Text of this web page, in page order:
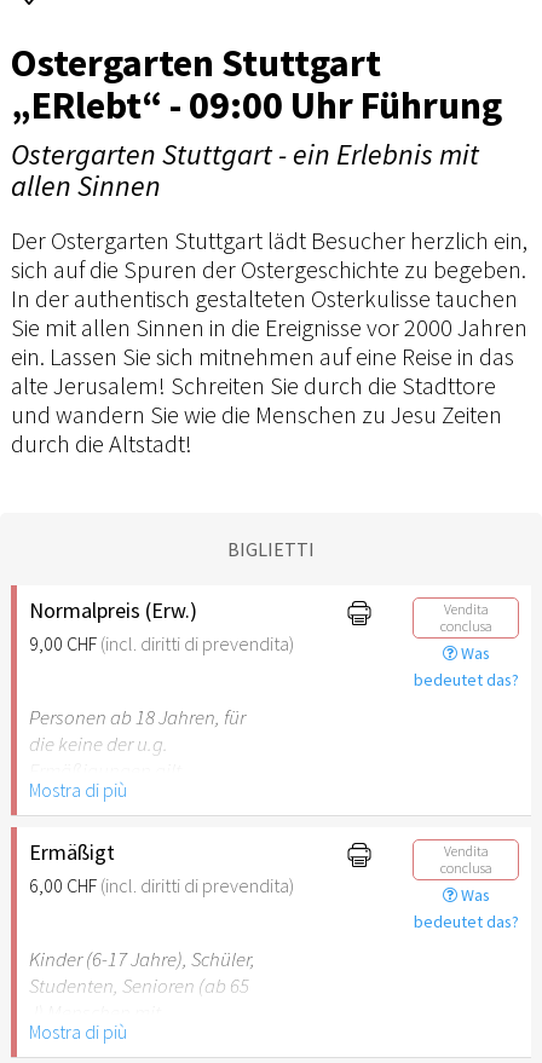
Ostergarten Stuttgart
„ERlebt“ - 09:00 Uhr Führung
Ostergarten Stuttgart - ein Erlebnis mit
allen Sinnen
Der Ostergarten Stuttgart lädt Besucher herzlich ein,
sich auf die Spuren der Ostergeschichte zu begeben.
In der authentisch gestalteten Osterkulisse tauchen
Sie mit allen Sinnen in die Ereignisse vor 2000 Jahren
ein. Lassen Sie sich mitnehmen auf eine Reise in das
alte Jerusalem! Schreiten Sie durch die Stadttore
und wandern Sie wie die Menschen zu Jesu Zeiten
durch die Altstadt!
BIGLIETTI
Normalpreis (Erw.)
9,00 CHF (incl. diritti di prevendita)
Vendita
conclusa
Was
bedeutet das?
Personen ab 18 Jahren, für
die keine der u.g.
Mostra di più
Ermäßigt
6,00 CHF (incl. diritti di prevendita)
Vendita
conclusa
Was
bedeutet das?
Kinder (6-17 Jahre), Schüler,
Studenten, Senioren (ab 65
Behinderung (ab 50%),
Mostra di più